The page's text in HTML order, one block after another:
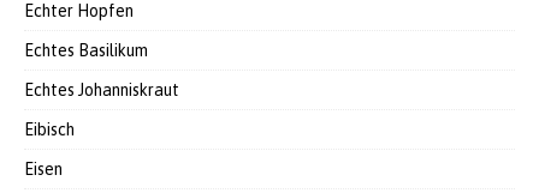
Echter Hopfen
Echtes Basilikum
Echtes Johanniskraut
Eibisch
Eisen